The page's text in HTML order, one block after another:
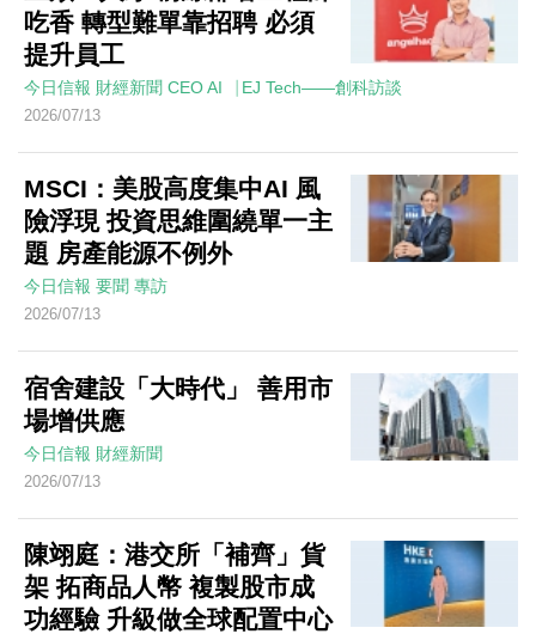
吃香 轉型難單靠招聘 必須
提升員工
今日信報 財經新聞 CEO AI⎹ EJ Tech——創科訪談
2026/07/13
MSCI：美股高度集中AI 風
險浮現 投資思維圍繞單一主
題 房產能源不例外
今日信報 要聞 專訪
2026/07/13
宿舍建設「大時代」 善用市
場增供應
今日信報 財經新聞
2026/07/13
陳翊庭：港交所「補齊」貨
架 拓商品人幣 複製股市成
功經驗 升級做全球配置中心